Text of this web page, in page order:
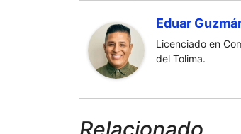
Eduar
Licenciado en
del Tolima.